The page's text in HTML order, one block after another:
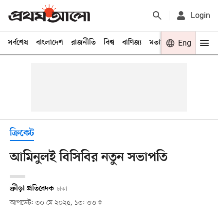
Login
সর্বশেষ বাংলাদেশ রাজনীতি বিশ্ব বাণিজ্য মতামত খেলা
Eng
ক্রিকেট
আমিনুলই বিসিবির নতুন সভাপতি
ক্রীড়া প্রতিবেদক ঢাকা
আপডেট: ৩০ মে ২০২৫, ১৩: ৩৩